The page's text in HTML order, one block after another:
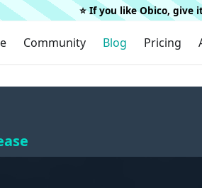
⭐️ If you like Obico, give
Community Blog Pricing